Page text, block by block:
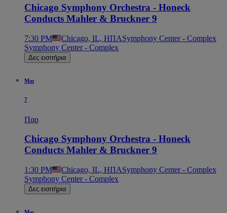
Chicago Symphony Orchestra - Honeck
Conducts Mahler & Bruckner 9
7:30 PM Chicago, IL, ΗΠΑSymphony Center - Complex
Symphony Center - Complex
Δες εισιτήρια
Μαι
7
Παρ
Chicago Symphony Orchestra - Honeck
Conducts Mahler & Bruckner 9
1:30 PM Chicago, IL, ΗΠΑSymphony Center - Complex
Symphony Center - Complex
Δες εισιτήρια